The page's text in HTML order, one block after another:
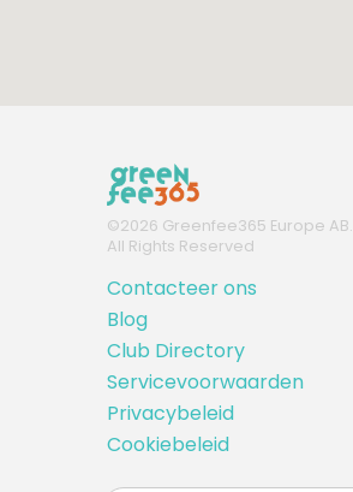
©2026 Greenfee365 Europe AB.
All Rights Reserved
Contacteer ons
Blog
Club Directory
Servicevoorwaarden
Privacybeleid
Cookiebeleid